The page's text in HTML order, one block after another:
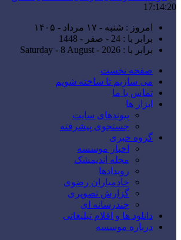
17:14:21
امروز : شنبه - ۱۷ مرداد - ۱۴۰۵
برابر با : 24 - صفر - 1448
برابر با : Saturday - 8 August - 2026
صفحه نخست
می سازیم تا ساخته شویم
تماس با ما
ابزار ها
پیوندهای سایت
جستجوی پیشرفته
گروه خبری
اخبار موسسه
مجله اندیمشک
رویدادها
خادمیاران رضوی
گزارش تصویری
چندرسانه ای
دانلود ها و اقلام تبلیغاتی
درباره موسسه